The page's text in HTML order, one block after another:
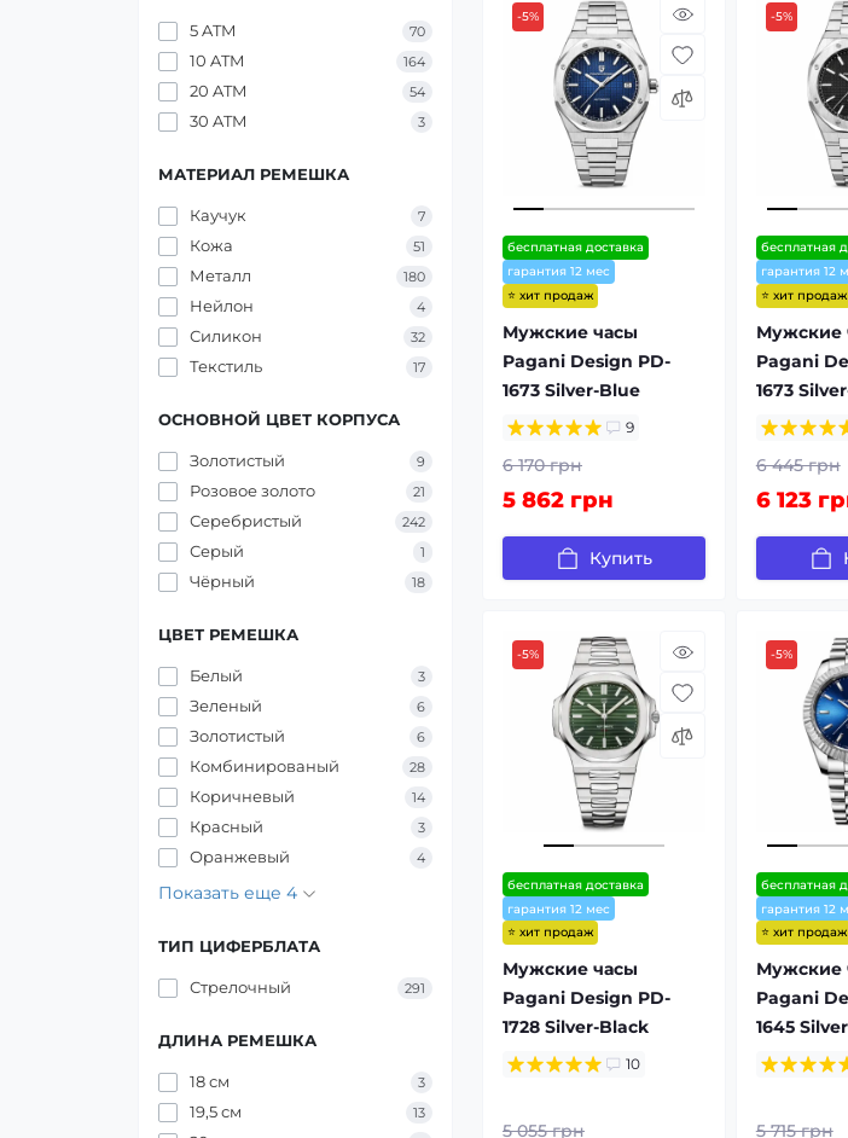
5 ATM 70
10 ATM 164
20 ATM 54
30 ATM 3
МАТЕРИАЛ РЕМЕШКА
Каучук 7
Кожа 51
Металл 180
Нейлон 4
Силикон 32
Текстиль 17
ОСНОВНОЙ ЦВЕТ КОРПУСА
Золотистый 9
Розовое золото 21
Серебристый 242
Серый 1
Чёрный 18
ЦВЕТ РЕМЕШКА
Белый 3
Зеленый 6
Золотистый 6
Комбинированый 28
Коричневый 14
Красный 3
Оранжевый 4
Показать еще 4
ТИП ЦИФЕРБЛАТА
Стрелочный 291
ДЛИНА РЕМЕШКА
18 см 3
19,5 см 13
-5%
бесплатная доставка
гарантия 12 мес
⭐ хит продаж
Мужские часы
Pagani Design PD-
1673 Silver-Blue
9
6 170 грн
5 862 грн
Купить
-5%
бесплатная
гарантия 12
⭐ хит продаж
Мужские
Pagani
1673
6 445 грн
6 123
-5%
бесплатная доставка
гарантия 12 мес
⭐ хит продаж
Мужские часы
Pagani Design PD-
1728 Silver-Black
10
5 055 грн
-5%
бесплатная
гарантия 12
⭐ хит продаж
Мужские
Pagani
1645
5 715 грн